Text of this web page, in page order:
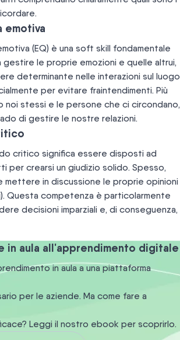
emotiva
(EQ) è una soft skill fondamentale
gestire le proprie emozioni e quelle altrui,
determinante nelle interazioni sul luogo
per evitare fraintendimenti. Più
noi stessi e le persone che ci circondano,
di gestire le nostre relazioni.
critico significa essere disposti ad
per crearsi un giudizio solido. Spesso,
mettere in discussione le proprie opinioni
Questa competenza è particolarmente
decisioni imparziali e, di conseguenza,
in aula all'apprendimento digitale
in aula a una piattaforma
per le aziende. Ma come fare a
Leggi il nostro ebook per scoprirlo.